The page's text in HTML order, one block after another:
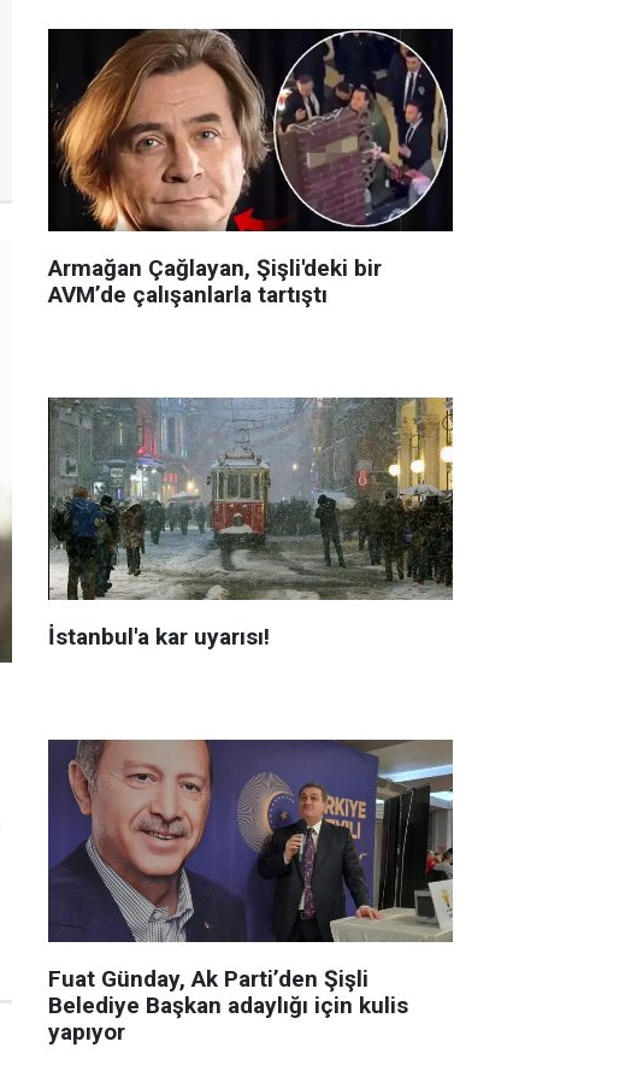
Armağan Çağlayan, Şişli'deki bir
AVM’de çalışanlarla tartıştı
İstanbul'a kar uyarısı!
Fuat Günday, Ak Parti’den Şişli
Belediye Başkan adaylığı için kulis
yapıyor